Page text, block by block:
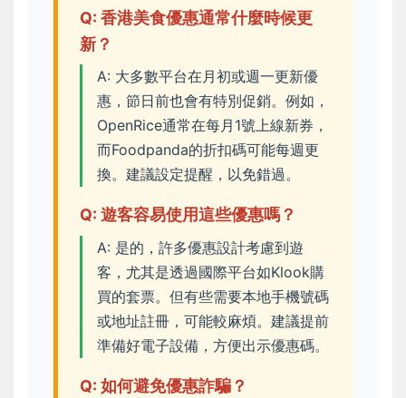
Q: 香港美食優惠通常什麼時候更
新？
A: 大多數平台在月初或週一更新優
惠，節日前也會有特別促銷。例如，
OpenRice通常在每月1號上線新券，
而Foodpanda的折扣碼可能每週更
換。建議設定提醒，以免錯過。
Q: 遊客容易使用這些優惠嗎？
A: 是的，許多優惠設計考慮到遊
客，尤其是透過國際平台如Klook購
買的套票。但有些需要本地手機號碼
或地址註冊，可能較麻煩。建議提前
準備好電子設備，方便出示優惠碼。
Q: 如何避免優惠詐騙？